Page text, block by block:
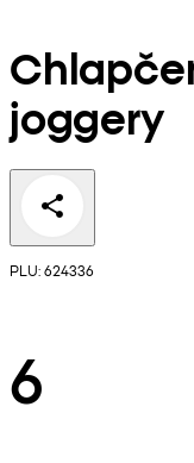
joggery
PLU: 624336
6